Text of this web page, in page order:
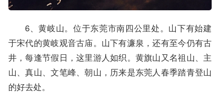
6、黄岐山。位于东莞市南四公里处。山下有始建
于宋代的黄岐观音古庙。山下有濂泉，还有至今仍有古
井，每逢节假日，这里游人如织。黄旗山又名祖山、主
山、真山、文笔峰、朝山，历来是东莞人春季踏青登山
的好去处。